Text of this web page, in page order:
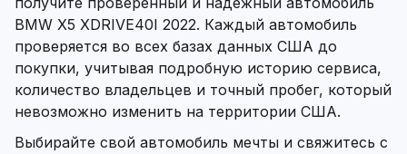
BMW X5 XDRIVE40I 2022. Каждый автомобиль
проверяется во всех базах данных США до
покупки, учитывая подробную историю сервиса,
количество владельцев и точный пробег, который
невозможно изменить на территории США.
Выбирайте свой автомобиль мечты и свяжитесь с